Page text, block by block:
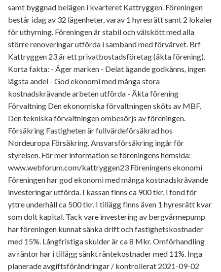
samt byggnad belägen i kvarteret Kattryggen. Föreningen
består idag av 32 lägenheter, varav 1 hyresrätt samt 2 lokaler
för uthyrning. Föreningen är stabil och välskött med alla
större renoveringar utförda i samband med förvärvet. Brf
Kattryggen 23 är ett privatbostadsföretag (äkta förening).
Korta fakta: - Äger marken - Delat ägande godkänns, ingen
lägsta andel - God ekonomi med många stora
kostnadskrävande arbeten utförda - Äkta förening
Förvaltning Den ekonomiska förvaltningen sköts av MBF.
Den tekniska förvaltningen ombesörjs av föreningen.
Försäkring Fastigheten är fullvärdeförsäkrad hos
Nordeuropa Försäkring. Ansvarsförsäkring ingår för
styrelsen. För mer information se föreningens hemsida:
www.webforum.com/kattryggen23 Föreningens ekonomi
Föreningen har god ekonomi med många kostnadskrävande
investeringar utförda. I kassan finns ca 900 tkr, i fond för
yttre underhåll ca 500 tkr. I tillägg finns även 1 hyresrätt kvar
som dolt kapital. Tack vare investering av bergvärmepump
har föreningen kunnat sänka drift och fastighetskostnader
med 15%. Långfristiga skulder är ca 8 Mkr. Omförhandling
av räntor har i tillägg sänkt räntekostnader med 11%. Inga
planerade avgiftsförändringar / kontrollerat 2021-09-02